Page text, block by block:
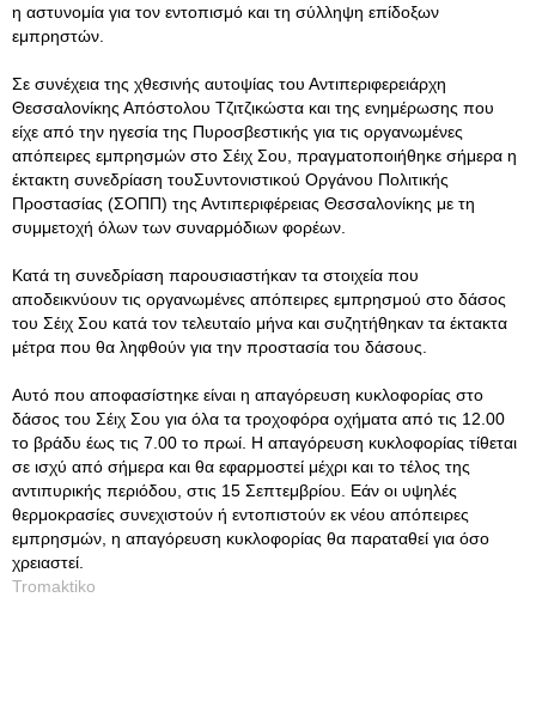
η αστυνομία για τον εντοπισμό και τη σύλληψη επίδοξων
εμπρηστών.
Σε συνέχεια της χθεσινής αυτοψίας του Αντιπεριφερειάρχη
Θεσσαλονίκης Απόστολου Τζιτζικώστα και της ενημέρωσης που
είχε από την ηγεσία της Πυροσβεστικής για τις οργανωμένες
απόπειρες εμπρησμών στο Σέιχ Σου, πραγματοποιήθηκε σήμερα η
έκτακτη συνεδρίαση τουΣυντονιστικού Οργάνου Πολιτικής
Προστασίας (ΣΟΠΠ) της Αντιπεριφέρειας Θεσσαλονίκης με τη
συμμετοχή όλων των συναρμόδιων φορέων.
Κατά τη συνεδρίαση παρουσιαστήκαν τα στοιχεία που
αποδεικνύουν τις οργανωμένες απόπειρες εμπρησμού στο δάσος
του Σέιχ Σου κατά τον τελευταίο μήνα και συζητήθηκαν τα έκτακτα
μέτρα που θα ληφθούν για την προστασία του δάσους.
Αυτό που αποφασίστηκε είναι η απαγόρευση κυκλοφορίας στο
δάσος του Σέιχ Σου για όλα τα τροχοφόρα οχήματα από τις 12.00
το βράδυ έως τις 7.00 το πρωί. Η απαγόρευση κυκλοφορίας τίθεται
σε ισχύ από σήμερα και θα εφαρμοστεί μέχρι και το τέλος της
αντιπυρικής περιόδου, στις 15 Σεπτεμβρίου. Εάν οι υψηλές
θερμοκρασίες συνεχιστούν ή εντοπιστούν εκ νέου απόπειρες
εμπρησμών, η απαγόρευση κυκλοφορίας θα παραταθεί για όσο
χρειαστεί.
Tromaktiko